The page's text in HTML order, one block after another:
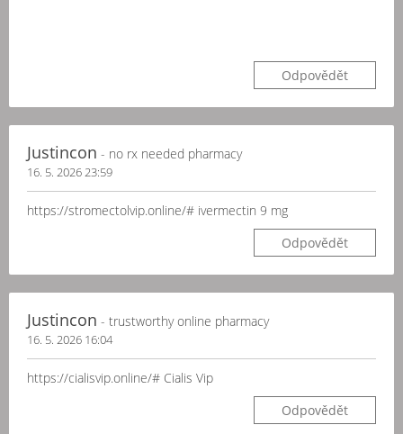
Odpovědět
Justincon - no rx needed pharmacy
16. 5. 2026 23:59
https://stromectolvip.online/# ivermectin 9 mg
Odpovědět
Justincon - trustworthy online pharmacy
16. 5. 2026 16:04
https://cialisvip.online/# Cialis Vip
Odpovědět